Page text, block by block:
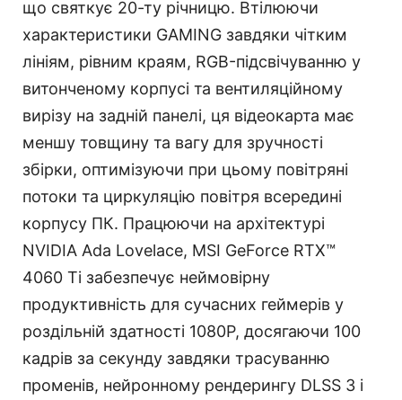
що святкує 20-ту річницю. Втілюючи
характеристики GAMING завдяки чітким
лініям, рівним краям, RGB-підсвічуванню у
витонченому корпусі та вентиляційному
вирізу на задній панелі, ця відеокарта має
меншу товщину та вагу для зручності
збірки, оптимізуючи при цьому повітряні
потоки та циркуляцію повітря всередині
корпусу ПК. Працюючи на архітектурі
NVIDIA Ada Lovelace, MSI GeForce RTX™
4060 Ti забезпечує неймовірну
продуктивність для сучасних геймерів у
роздільній здатності 1080P, досягаючи 100
кадрів за секунду завдяки трасуванню
променів, нейронному рендерингу DLSS 3 і